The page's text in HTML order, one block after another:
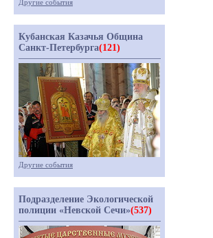
Другие события
Кубанская Казачья Община
Санкт-Петербурга(121)
Другие события
Подразделение Экологической
полиции «Невской Сечи»(537)